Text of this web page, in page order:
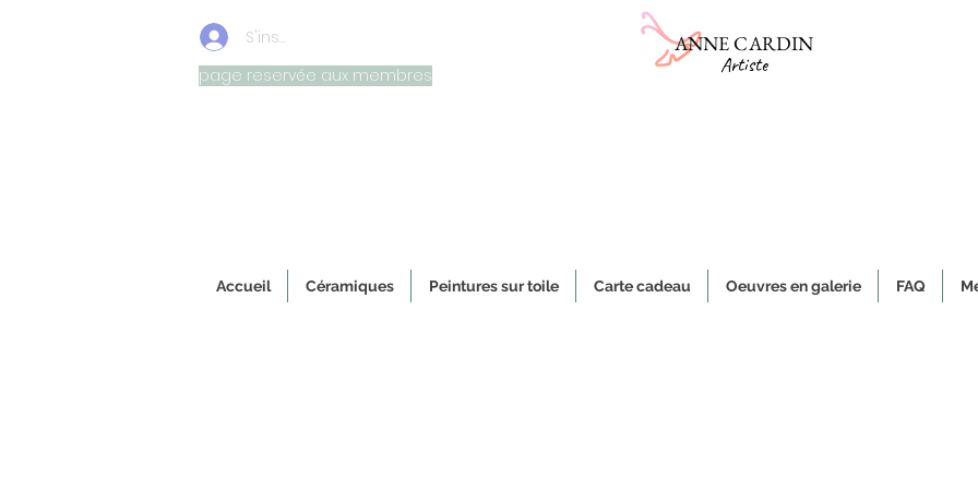
S'inscrire/connexion
page reservée aux membres
ANNE CARDIN
Artiste
Accueil Céramiques Peintures sur toile Carte cadeau Oeuvres en galerie FAQ